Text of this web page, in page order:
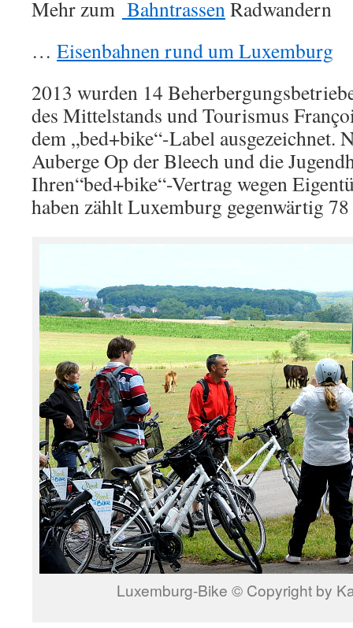
Mehr zum BahntrassenRadwandern
… Eisenbahnen rund um Luxemburg
2013 wurden 14
des Mittelstands und Tourismus
dem „bed+bike“-Label ausgezeichnet.
Auberge Op der Bleech und die
Ihren“bed+bike“-Vertrag wegen
haben zählt Luxemburg gegenwärtig
Luxemburg-Bike © Copyright by